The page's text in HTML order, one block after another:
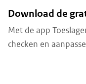
Download de
Met de app
checken en